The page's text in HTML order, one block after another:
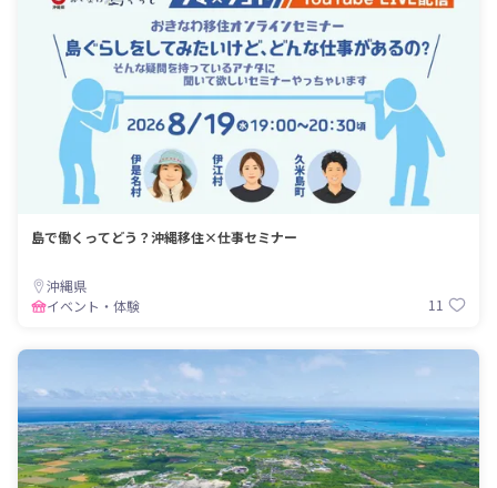
島で働くってどう？沖縄移住×仕事セミナー
沖縄県
イベント・体験
11